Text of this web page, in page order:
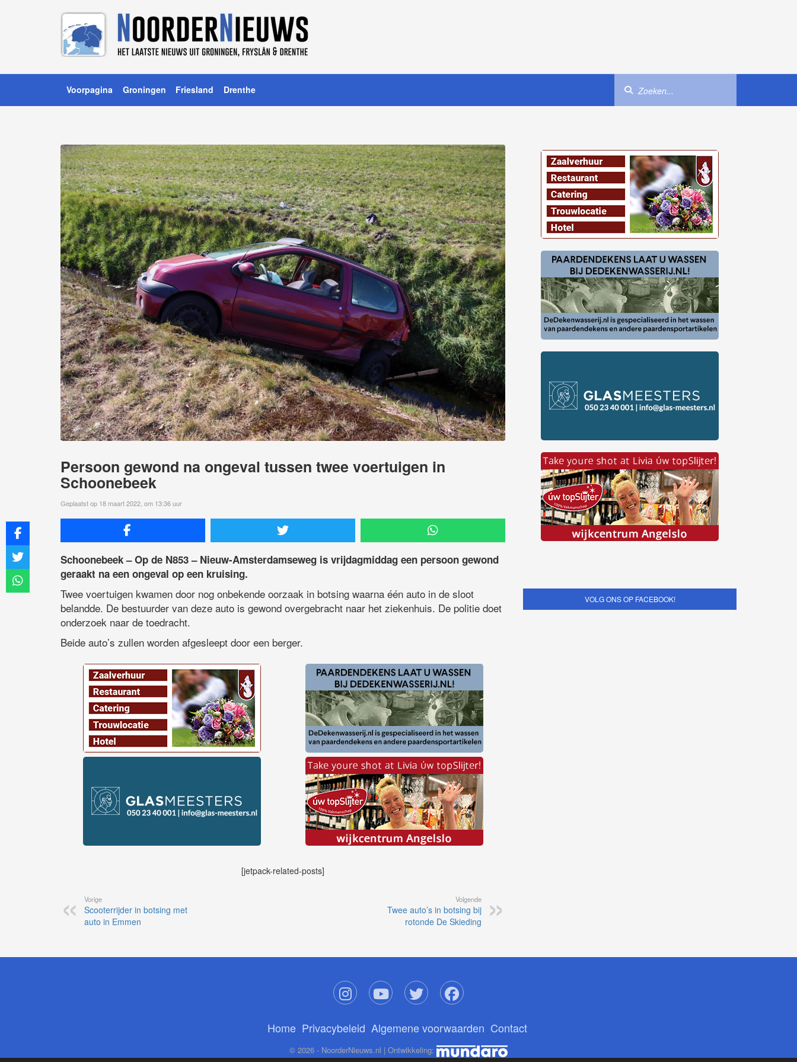
Voorpagina Groningen Friesland Drenthe
Persoon gewond na ongeval tussen twee voertuigen in
Schoonebeek
Geplaatst op 18 maart 2022, om 13:36 uur
Schoonebeek – Op de N853 – Nieuw-Amsterdamseweg is vrijdagmiddag een persoon gewond
geraakt na een ongeval op een kruising.
Twee voertuigen kwamen door nog onbekende oorzaak in botsing waarna één auto in de sloot
belandde. De bestuurder van deze auto is gewond overgebracht naar het ziekenhuis. De politie doet
onderzoek naar de toedracht.
Beide auto’s zullen worden afgesleept door een berger.
[jetpack-related-posts]
Vorige
Scooterrijder in botsing met
auto in Emmen
Volgende
Twee auto’s in botsing bij
rotonde De Skieding
VOLG ONS OP FACEBOOK!
Home Privacybeleid Algemene voorwaarden Contact
© 2026 - NoorderNieuws.nl | Ontwikkeling: